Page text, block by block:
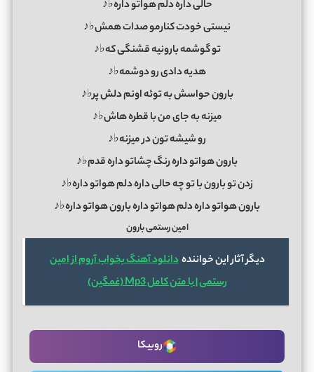
حالی داره دلم هواتو داره♭♪
نیستی خودت کنارمو صدات همش♭♪
تو گوشمه بارونیه قشنگی که♭♪
هدیه دادی رو دوشمه♭♪
بارون حواسش به توئه اونم دلش پر♭♪
میزنه به جای من با قطره هاش♭♪
رو شیشه تون در میزنه♭♪
بارون هواتو داره رنگ چشاتو داره قدم♭♪
زدن تو بارون با تو چه حالی داره دلم هواتو داره♭♪
بارون هواتو داره دلم هواتو داره بارون هواتو داره♭♪
امین رستمی بارون
دیگر آثار این خوانندهدانلود آهنگ بخواب آروم از امین
رستمی | با متن کامل Mp3 (غمگین)
روبیکا